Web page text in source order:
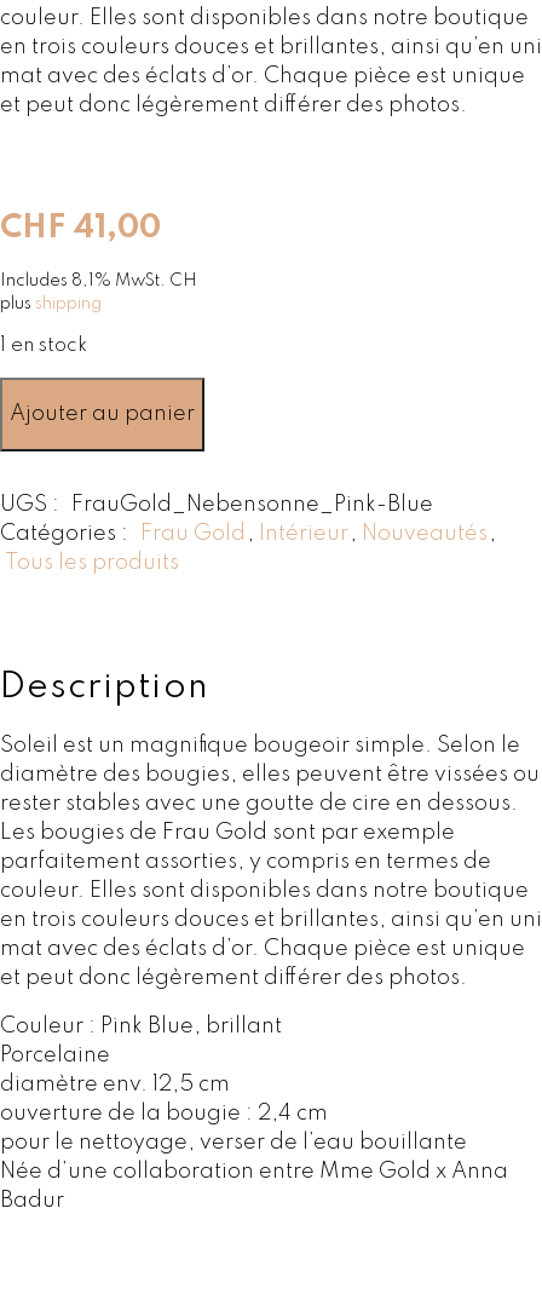
CHF 41,00
Includes 8,1% MwSt. CH
plus shipping
couleur. Elles sont disponibles dans notre boutique
en trois couleurs douces et brillantes, ainsi qu’en uni
mat avec des éclats d’or. Chaque pièce est unique
et peut donc légèrement différer des photos.
1 en stock
u
a
t
i
u
g
e
o
i
r
s
o
l
i
l
-
P
i
n
k
Ajouter au panier
UGS :
FrauGold_Nebensonne_Pink-Blue
Catégories :
Frau Gold , Intérieur, Nouveautés ,
Tous les produits
Description
Soleil est un magnifique bougeoir simple. Selon le
diamètre des bougies, elles peuvent être vissées ou
rester stables avec une goutte de cire en dessous.
Les bougies de Frau Gold sont par exemple
parfaitement assorties, y compris en termes de
couleur. Elles sont disponibles dans notre boutique
en trois couleurs douces et brillantes, ainsi qu’en uni
mat avec des éclats d’or. Chaque pièce est unique
et peut donc légèrement différer des photos.
Couleur : Pink Blue, brillant
Porcelaine
diamètre env. 12,5 cm
ouverture de la bougie : 2,4 cm
pour le nettoyage, verser de l’eau bouillante
Née d’une collaboration entre Mme Gold x Anna
Badur